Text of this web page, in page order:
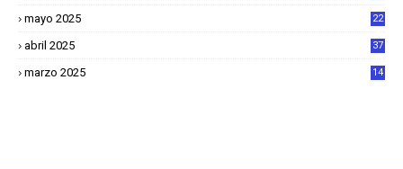
mayo 2025
22
abril 2025
37
marzo 2025
14